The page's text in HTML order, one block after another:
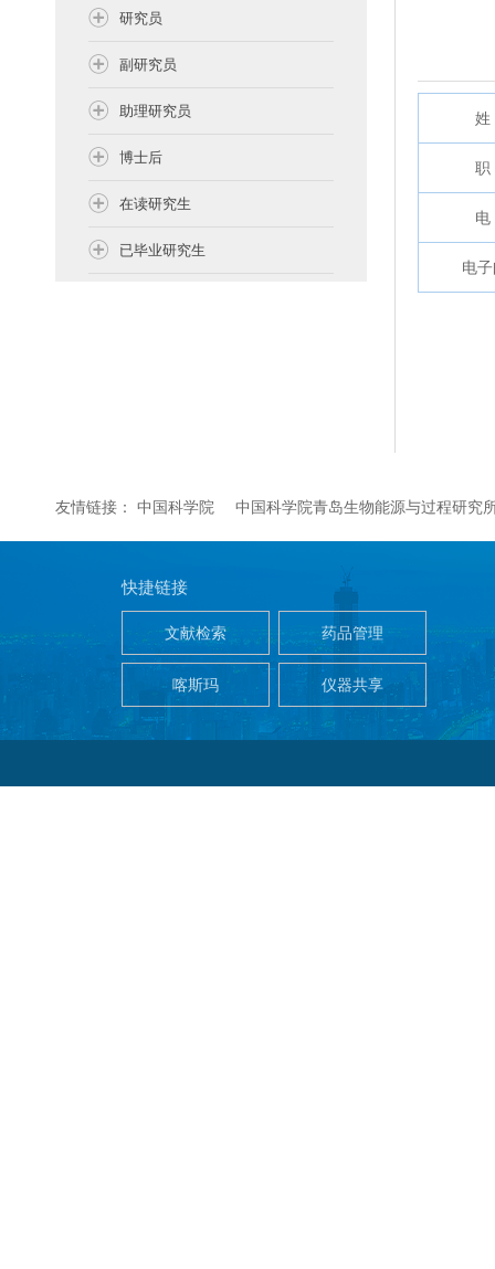
研究员
副研究员
助理研究员
博士后
在读研究生
已毕业研究生
姓
职
电
电
友情链接： 中国科学院 中国科学院青岛生物能源与过程研究
快捷链接
药品管理
文献检索
仪器共享
喀斯玛